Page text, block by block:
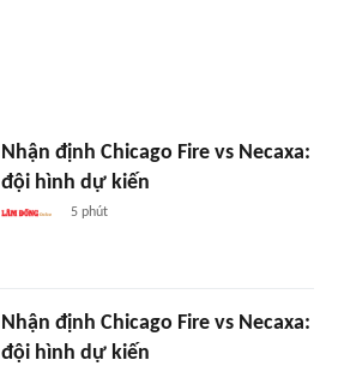
Nhận định Chicago Fire vs Necaxa:
đội hình dự kiến
5 phút
Nhận định Chicago Fire vs Necaxa:
đội hình dự kiến